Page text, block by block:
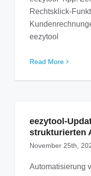
Rechtsklick-
eezytool
Read More
eezytool-
strukturierten
November 25th,
Automatisierung